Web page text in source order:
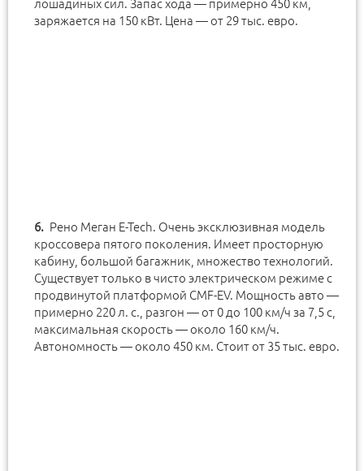
лошадиных сил. Запас хода — примерно 450 км,
заряжается на 150 кВт. Цена — от 29 тыс. евро.
Рено Меган E-Tech. Очень эксклюзивная модель
кроссовера пятого поколения. Имеет просторную
кабину, большой багажник, множество технологий.
Существует только в чисто электрическом режиме с
продвинутой платформой CMF-EV. Мощность авто —
примерно 220 л. с., разгон — от 0 до 100 км/ч за 7,5 с,
максимальная скорость — около 160 км/ч.
Автономность — около 450 км. Стоит от 35 тыс. евро.